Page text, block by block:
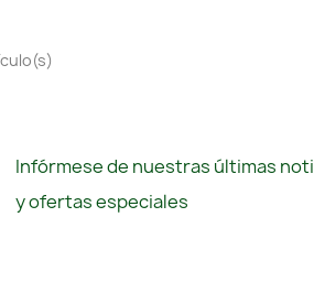
Infórmese de nuestras últimas
y ofertas especiales